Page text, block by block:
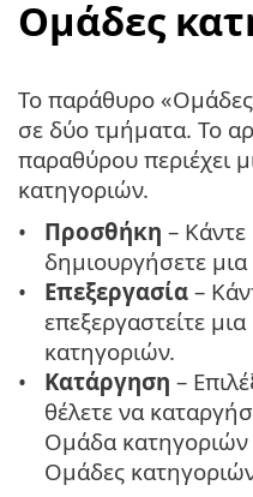
Ομάδες
Το παράθυρο
σε δύο τμήματα. Το
παραθύρου περιέχει
κατηγοριών.
Προσθήκη – Κάντε
δημιουργήσετε
Επεξεργασία –
επεξεργαστείτε
κατηγοριών.
Κατάργηση –
θέλετε να
Ομάδα κατηγοριών
Ομάδες